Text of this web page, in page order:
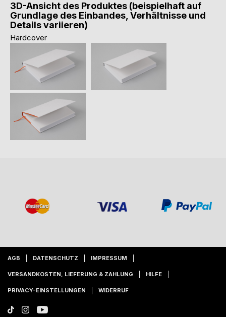
3D-Ansicht des Produktes (beispielhaft auf
Grundlage des Einbandes, Verhältnisse und
Details variieren)
Hardcover
AGB DATENSCHUTZ IMPRESSUM
VERSANDKOSTEN, LIEFERUNG & ZAHLUNG HILFE
PRIVACY-EINSTELLUNGEN WIDERRUF